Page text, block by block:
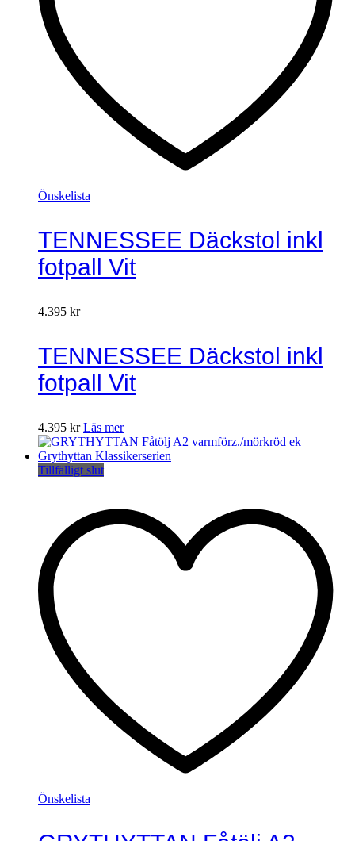
Önskelista
TENNESSEE Däckstol inkl
fotpall Vit
4.395 kr
TENNESSEE Däckstol inkl
fotpall Vit
4.395 kr Läs mer
Tillfälligt slut
Önskelista